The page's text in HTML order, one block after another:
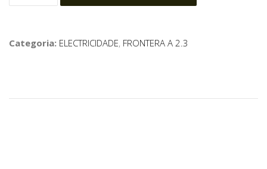
Categoria: ELECTRICIDADE, FRONTERA A 2.3